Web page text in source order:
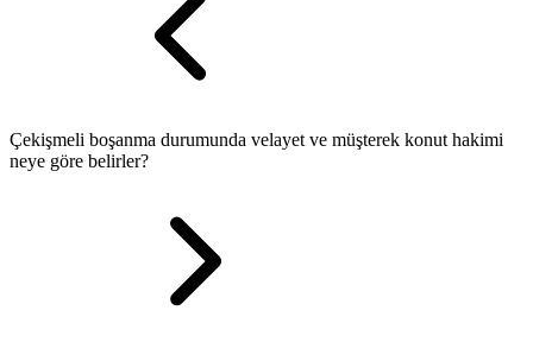
Çekişmeli boşanma durumunda velayet ve müşterek konut hakimi
neye göre belirler?